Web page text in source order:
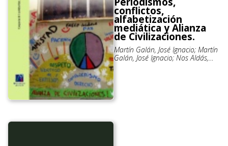
conflictos,
alfabetización
mediática y Alianza
de Civilizaciones.
Martín Galán, José Ignacio; Martín
Galán, José Ignacio; Nos Aldás,